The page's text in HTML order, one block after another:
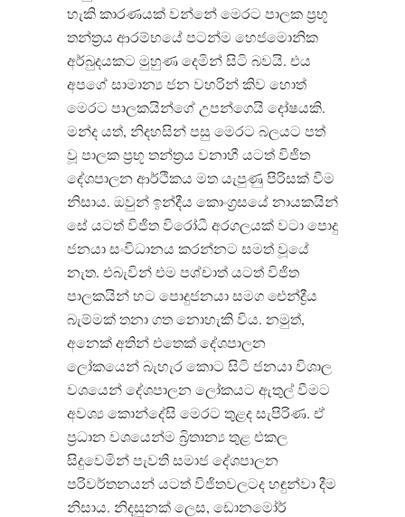
හැකි කාරණයක් වන්නේ මෙරට පාලක ප්‍රභූ
තන්ත්‍රය ආරම්භයේ පටන්ම හෙජමොනික
අර්බුදයකට මුහුණ දෙමින් සිටි බවයි. එය
අපගේ සාමාන්‍ය ජන වහරින් කිව හොත්
මෙරට පාලකයින්ගේ උපන්ගෙයි දෝෂයකි.
මන්ද යත්, නිදහසින් පසු මෙරට බලයට පත්
වූ පාලක ප්‍රභූ තන්ත්‍රය වනාහී යටත් විජිත
දේශපාලන ආර්ථිකය මත යැපුණු පිරිසක් වීම
නිසාය. ඔවුන් ඉන්දීය කොංග්‍රසයේ නායකයින්
සේ යටත් විජිත විරෝධී අරගලයක් වටා පොදු
ජනයා සංවිධානය කරන්නට සමත් වූයේ
නැත. එබැවින් එම පශ්චාත් යටත් විජිත
පාලකයින් හට පොදුජනයා සමග ඓන්ද්‍රීය
බැම්මක් තනා ගත නොහැකි විය. නමුත්,
අනෙක් අතින් එතෙක් දේශපාලන
ලෝකයෙන් බැහැර කොට සිටි ජනයා විශාල
වශයෙන් දේශපාලන ලෝකයට ඇතුල් වීමට
අවශ්‍ය කොන්දේසි මෙරට තුළද සැපිරිණ. ඒ
ප්‍රධාන වශයෙන්ම බ්‍රිතාන්‍ය තුළ එකල
සිදුවෙමින් පැවති සමාජ දේශපාලන
පරිවර්තනයන් යටත් විජිතවලටද හඳුන්වා දීම
නිසාය. නිදසුනක් ලෙස, ඩොනමෝර්